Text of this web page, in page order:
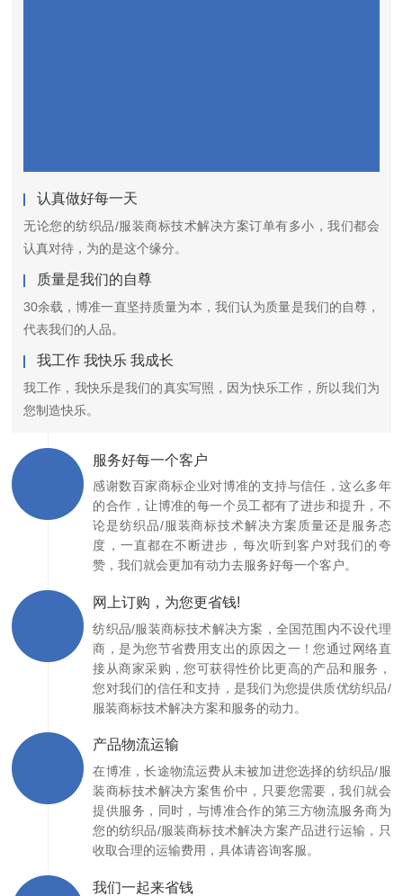
认真做好每一天
无论您的纺织品/服装商标技术解决方案订单有多小，我们都会
认真对待，为的是这个缘分。
质量是我们的自尊
30余载，博准一直坚持质量为本，我们认为质量是我们的自尊，
代表我们的人品。
我工作 我快乐 我成长
我工作，我快乐是我们的真实写照，因为快乐工作，所以我们为
您制造快乐。
服务好每一个客户
感谢数百家商标企业对博准的支持与信任，这么多年
的合作，让博准的每一个员工都有了进步和提升，不
论是纺织品/服装商标技术解决方案质量还是服务态
度，一直都在不断进步，每次听到客户对我们的夸
赞，我们就会更加有动力去服务好每一个客户。
网上订购，为您更省钱!
纺织品/服装商标技术解决方案，全国范围内不设代理
商，是为您节省费用支出的原因之一！您通过网络直
接从商家采购，您可获得性价比更高的产品和服务，
您对我们的信任和支持，是我们为您提供质优纺织品/
服装商标技术解决方案和服务的动力。
产品物流运输
在博准，长途物流运费从未被加进您选择的纺织品/服
装商标技术解决方案售价中，只要您需要，我们就会
提供服务，同时，与博准合作的第三方物流服务商为
您的纺织品/服装商标技术解决方案产品进行运输，只
收取合理的运输费用，具体请咨询客服。
我们一起来省钱